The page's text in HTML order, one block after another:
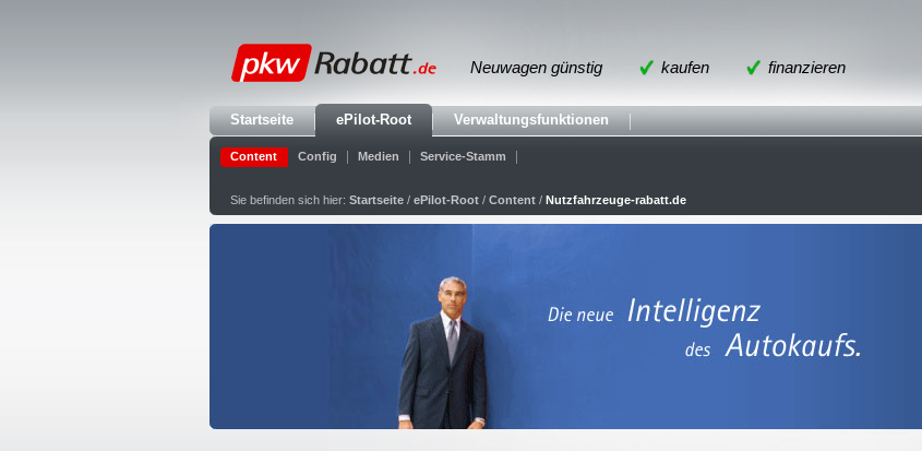
Neuwagen günstig kaufen finanzieren
Startseite ePilot-Root Verwaltungsfunktionen
Content Config Medien Service-Stamm
Sie befinden sich hier: Startseite / ePilot-Root / Content / Nutzfahrzeuge-rabatt.de